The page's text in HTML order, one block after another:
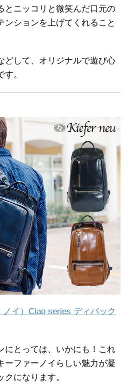
とニッコリと微笑んだ口元の
ンションを上げてくれること
どして、オリジナルで遊び心
。
イ）Ciao series ディパック
にとっては、いかにも！これ
ーファーノイらしい魅力が凝
になります。